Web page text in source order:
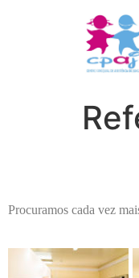
Procuramos cada vez